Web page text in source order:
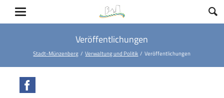
Veröffentlichungen
Stadt-Münzenberg Verwaltung und Politik Veröffentlichungen